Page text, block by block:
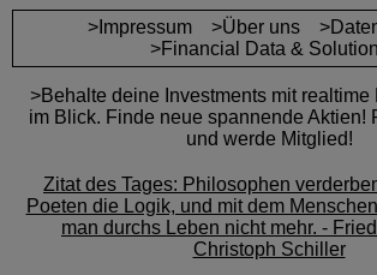
>Impressum >Über uns
>Financial Data &
>Behalte deine Investments mit
im Blick. Finde neue spannende Aktien!
und werde Mitglied!
Zitat des Tages: Philosophen
Poeten die Logik, und mit dem
man durchs Leben nicht mehr. -
Christoph Schiller